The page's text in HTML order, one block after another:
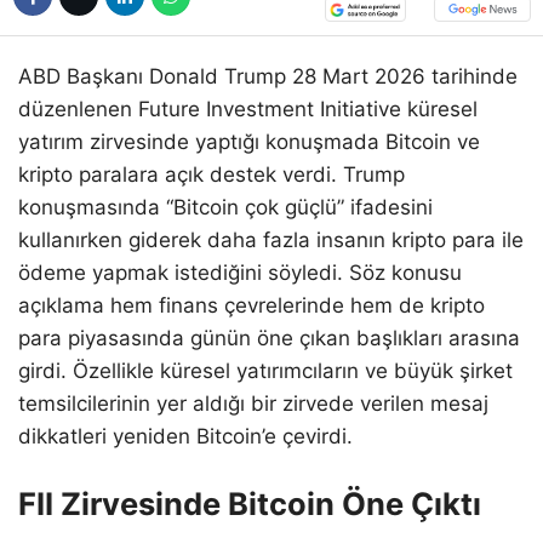
ABD Başkanı Donald Trump 28 Mart 2026 tarihinde
düzenlenen Future Investment Initiative küresel
yatırım zirvesinde yaptığı konuşmada Bitcoin ve
kripto paralara açık destek verdi. Trump
konuşmasında “Bitcoin çok güçlü” ifadesini
kullanırken giderek daha fazla insanın kripto para ile
ödeme yapmak istediğini söyledi. Söz konusu
açıklama hem finans çevrelerinde hem de kripto
para piyasasında günün öne çıkan başlıkları arasına
girdi. Özellikle küresel yatırımcıların ve büyük şirket
temsilcilerinin yer aldığı bir zirvede verilen mesaj
dikkatleri yeniden Bitcoin’e çevirdi.
FII Zirvesinde Bitcoin Öne Çıktı